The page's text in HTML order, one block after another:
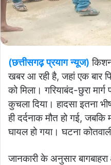
(छत्तीसगढ़ प्रयाग न्यूज)
खबर आ रही है, जहां एक बार
को मिला। गरियाबंद-छुरा
कुचला दिया। हादसा इतना
ही दर्दनाक मौत हो गई,
घायल हो गया। घटना
जानकारी के अनुसार बागबाहरा